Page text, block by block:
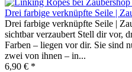
Drei farbige verknüpfte Seile |
Drei farbige verknüpfte Seile |
sichtbar verzaubert Stell dir vor,
Farben – liegen vor dir. Sie sind
zwei von ihnen – in...
6,90 € *